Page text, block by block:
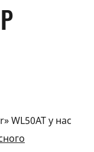
WL50AT у нас